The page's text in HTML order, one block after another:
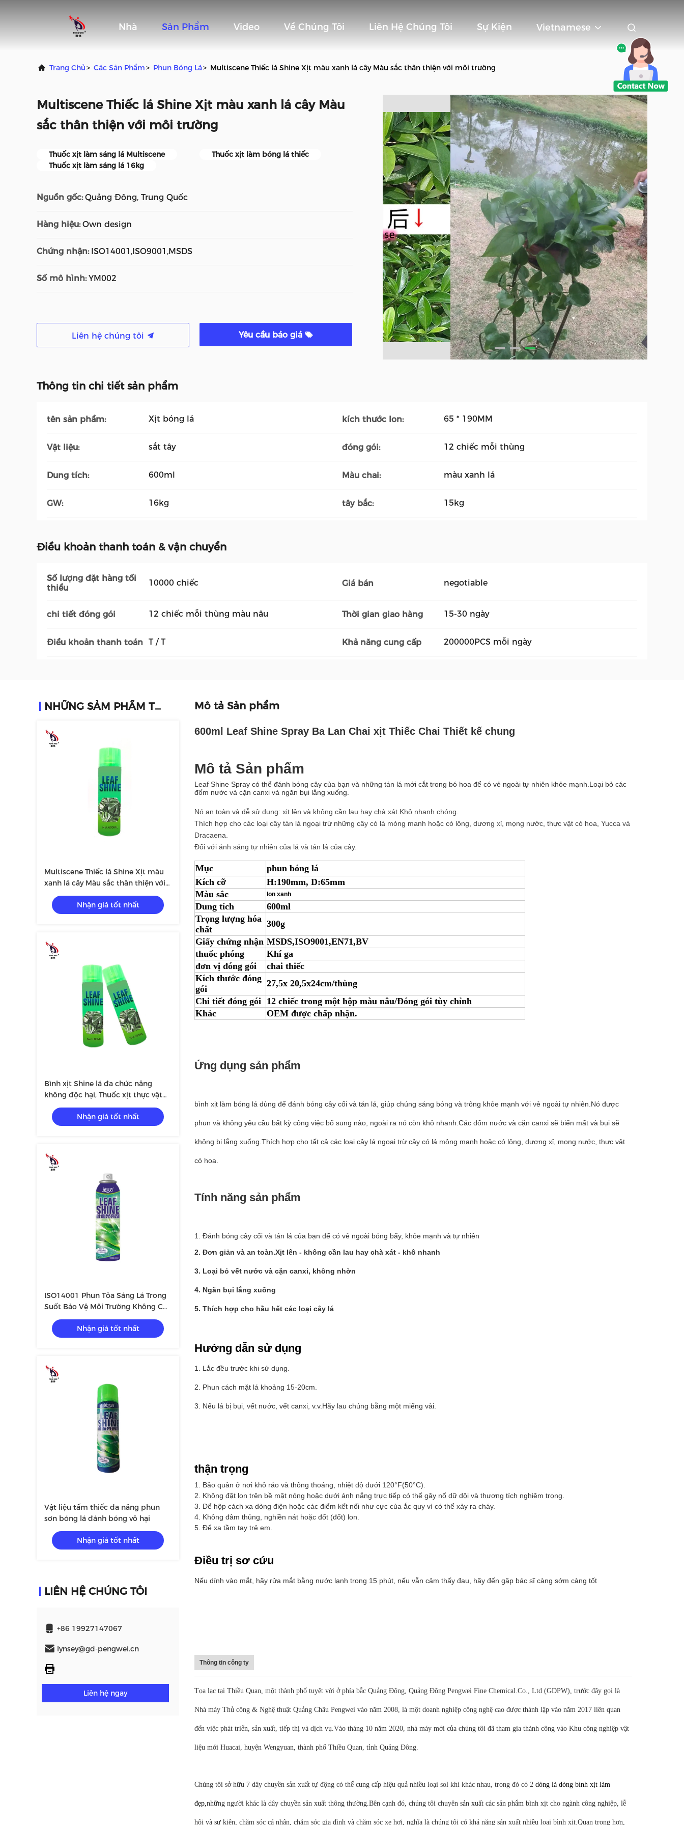
Nhà Sản Phẩm Video Về Chúng Tôi Liên Hệ Chúng Tôi Sự Kiện Vietnamese
Trang Chủ> Các Sản Phẩm> Phun Bóng Lá> Multiscene Thiếc lá Shine Xịt màu xanh lá cây Màu sắc thân thiện với môi trường
Multiscene Thiếc lá Shine Xịt màu xanh lá cây Màu
sắc thân thiện với môi trường
Thuốc xịt làm sáng lá Multiscene
Thuốc xịt làm bóng lá thiếc
Thuốc xịt làm sáng lá 16kg
Nguồn gốc: Quảng Đông, Trung Quốc
Hàng hiệu: Own design
Chứng nhận: ISO14001,ISO9001,MSDS
Số mô hình: YM002
Liên hệ chúng tôi Yêu cầu báo giá
Thông tin chi tiết sản phẩm
tên sản phẩm: Xịt bóng lá kích thước lon: 65 * 190MM
Vật liệu: sắt tây đóng gói: 12 chiếc mỗi thùng
Dung tích: 600ml Màu chai: màu xanh lá
GW: 16kg tây bắc: 15kg
Điều khoản thanh toán & vận chuyển
Số lượng đặt hàng tối
thiểu
10000 chiếc Giá bán negotiable
chi tiết đóng gói 12 chiếc mỗi thùng màu nâu Thời gian giao hàng 15-30 ngày
Điều khoản thanh toán T / T Khả năng cung cấp 200000PCS mỗi ngày
NHỮNG SẢM PHẨM TƯƠNG TỰ
Multiscene Thiếc lá Shine Xịt màu
xanh lá cây Màu sắc thân thiện với
môi trường
Nhận giá tốt nhất
Bình xịt Shine lá đa chức năng
không độc hại, Thuốc xịt thực vật
thiếc cho lá sáng bóng
Nhận giá tốt nhất
ISO14001 Phun Tỏa Sáng Lá Trong
Suốt Bảo Vệ Môi Trường Không Có
Nhận giá tốt nhất
Vật liệu tấm thiếc đa năng phun
sơn bóng lá đánh bóng vô hại
Nhận giá tốt nhất
LIÊN HỆ CHÚNG TÔI
+86 19927147067
lynsey@gd-pengwei.cn
Liên hệ ngay
Mô tả Sản phẩm
600ml Leaf Shine Spray Ba Lan Chai xịt Thiếc Chai Thiết kế chung
Mô tả Sản phẩm
Leaf Shine Spray có thể đánh bóng cây của bạn và những tán lá mới cắt trong bó hoa để có vẻ ngoài tự nhiên khỏe mạnh.Loại bỏ các
đốm nước và cặn canxi và ngăn bụi lắng xuống.
Nó an toàn và dễ sử dụng: xịt lên và không cần lau hay chà xát.Khô nhanh chóng.
Thích hợp cho các loại cây tán lá ngoại trừ những cây có lá mỏng manh hoặc có lông, dương xỉ, mọng nước, thực vật có hoa, Yucca và
Dracaena.
Đối với ánh sáng tự nhiên của lá và tán lá của cây.
Mục
phun bóng lá
Kích cỡ
H:190mm, D:65mm
Màu sắc
lon xanh
Dung tích
600ml
Trọng lượng hóa
chất
300g
Giấy chứng nhận MSDS,ISO9001,EN71,BV
thuốc phóng
Khí ga
đơn vị đóng gói
chai thiếc
Kích thước đóng
gói
27,5x 20,5x24cm/thùng
Chi tiết đóng gói 12 chiếc trong một hộp màu nâu/Đóng gói tùy chỉnh
Khác
OEM được chấp nhận.
Ứng dụng sản phẩm
bình xịt làm bóng lá dùng để đánh bóng cây cối và tán lá, giúp chúng sáng bóng và trông khỏe mạnh với vẻ ngoài tự nhiên.Nó được
phun và không yêu cầu bất kỳ công việc bổ sung nào, ngoài ra nó còn khô nhanh.Các đốm nước và cặn canxi sẽ biến mất và bụi sẽ
không bị lắng xuống.Thích hợp cho tất cả các loại cây lá ngoại trừ cây có lá mỏng manh hoặc có lông, dương xỉ, mọng nước, thực vật
có hoa.
Tính năng sản phẩm
1. Đánh bóng cây cối và tán lá của bạn để có vẻ ngoài bóng bẩy, khỏe mạnh và tự nhiên
2. Đơn giản và an toàn.Xịt lên - không cần lau hay chà xát - khô nhanh
3. Loại bỏ vết nước và cặn canxi, không nhờn
4. Ngăn bụi lắng xuống
5. Thích hợp cho hầu hết các loại cây lá
Hướng dẫn sử dụng
1. Lắc đều trước khi sử dụng.
2. Phun cách mặt lá khoảng 15-20cm.
3. Nếu lá bị bụi, vết nước, vết canxi, v.v.Hãy lau chúng bằng một miếng vải.
thận trọng
1. Bảo quản ở nơi khô ráo và thông thoáng, nhiệt độ dưới 120°F(50°C).
2. Không đặt lon trên bề mặt nóng hoặc dưới ánh nắng trực tiếp có thể gây nổ dữ dội và thương tích nghiêm trọng.
3. Để hộp cách xa dòng điện hoặc các điểm kết nối như cực của ắc quy vì có thể xảy ra cháy.
4. Không đâm thủng, nghiền nát hoặc đốt (đốt) lon.
5. Để xa tầm tay trẻ em.
Điều trị sơ cứu
Nếu dính vào mắt, hãy rửa mắt bằng nước lạnh trong 15 phút, nếu vẫn cảm thấy đau, hãy đến gặp bác sĩ càng sớm càng tốt
Thông tin công ty
Tọa lạc tại Thiều Quan, một thành phố tuyệt vời ở phía bắc Quảng Đông, Quảng Đông Pengwei Fine Chemical.Co., Ltd (GDPW), trước đây gọi là
Nhà máy Thủ công & Nghệ thuật Quảng Châu Pengwei vào năm 2008, là một doanh nghiệp công nghệ cao được thành lập vào năm 2017 liên quan
đến việc phát triển, sản xuất, tiếp thị và dịch vụ.Vào tháng 10 năm 2020, nhà máy mới của chúng tôi đã tham gia thành công vào Khu công nghiệp vật
liệu mới Huacai, huyện Wengyuan, thành phố Thiều Quan, tỉnh Quảng Đông.
Chúng tôi sở hữu 7 dây chuyền sản xuất tự động có thể cung cấp hiệu quả nhiều loại sol khí khác nhau, trong đó có 2 dòng là dòng bình xịt làm
đẹp,những người khác là dây chuyền sản xuất thông thường.Bên cạnh đó, chúng tôi chuyên sản xuất các sản phẩm bình xịt cho ngành công nghiệp, lễ
hội và sự kiện, chăm sóc cá nhân, chăm sóc gia đình và chăm sóc xe hơi, nghĩa là chúng tôi có khả năng sản xuất nhiều loại bình xịt.Quan trọng hơn,